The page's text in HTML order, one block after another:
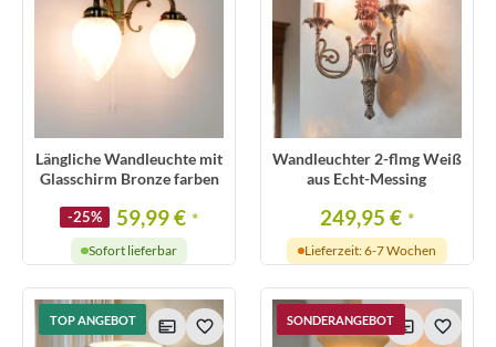
Längliche Wandleuchte mit
Glasschirm Bronze farben
-25% 59,99 € *
Sofort lieferbar
Wandleuchter 2-flmg Weiß
aus Echt-Messing
249,95 € *
Lieferzeit: 6-7 Wochen
TOP ANGEBOT SONDERANGEBOT